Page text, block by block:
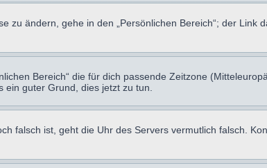
ändern, gehe in den „Persönlichen Bereich“; der Link
Bereich“ die für dich passende Zeitzone
guter Grund, dies jetzt zu tun.
falsch ist, geht die Uhr des Servers vermutlich falsch.